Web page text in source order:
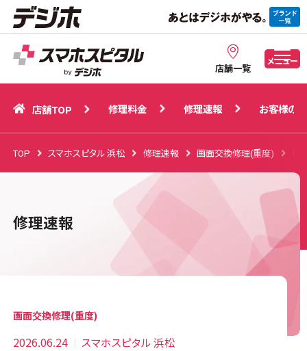
店舗一覧
メニュー
店舗TOP 修理速報 お客様の声
店舗TOP 修理料金 修理速報 お客様の声
TOP スマホスピタル 浜松 修理速報 画面交換修理(重度)
修理速報
画面交換修理(重度)
2026.06.24 スマホスピタル 浜松